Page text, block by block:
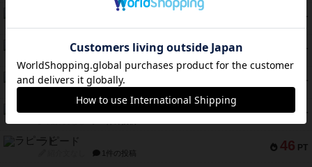
PT
スペクタキュラー
PT
スモールワールド
PT
ギャンブラー
紹介文なし 2件の投稿
52 PT
46 PT
ラピード
1件の投稿